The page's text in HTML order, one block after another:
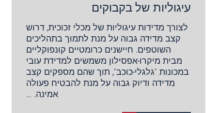
עיגוליות של בקבוקים
לצורך מדידות עיגוליות של מכלי זכוכית, דרוש
קצב מדידה גבוה על מנת לתמוך בתהליכים
השוטפים. חיישנים כרומטיים קונפוקליים
מבית מיקרו-אפסילון משמשים למדידת עובי
במכונות 'גלגלי-כוכב', תוך שהם מספקים קצב
מדידה ודיוק גבוה על מנת להבטיח פעולה
אמינה. …